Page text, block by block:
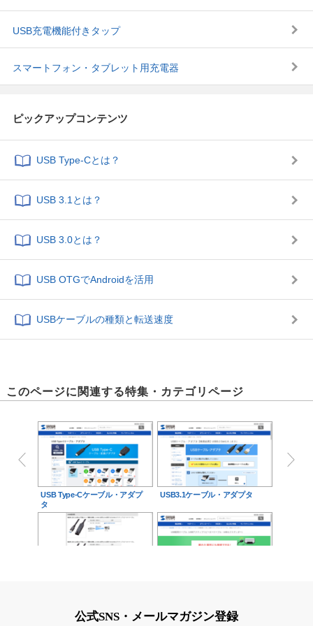
USB充電機能付き タップ
スマートフォン・タブレット用充電器
ピックアップコンテンツ
USB Type-Cとは？
USB 3.1とは？
USB 3.0とは？
USB OTGでAndroidを活用
USBケーブルの種類と転送速度
このページに関連する特集・カテゴリページ
USB Type-Cケーブル・アダプ
タ
USB3.1ケーブル・アダプタ
公式SNS・メールマガジン登録